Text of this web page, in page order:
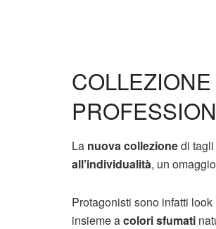
La nuova collezionedi
all’individualità, un
Protagonisti sono infatti
insieme acolori sfumati